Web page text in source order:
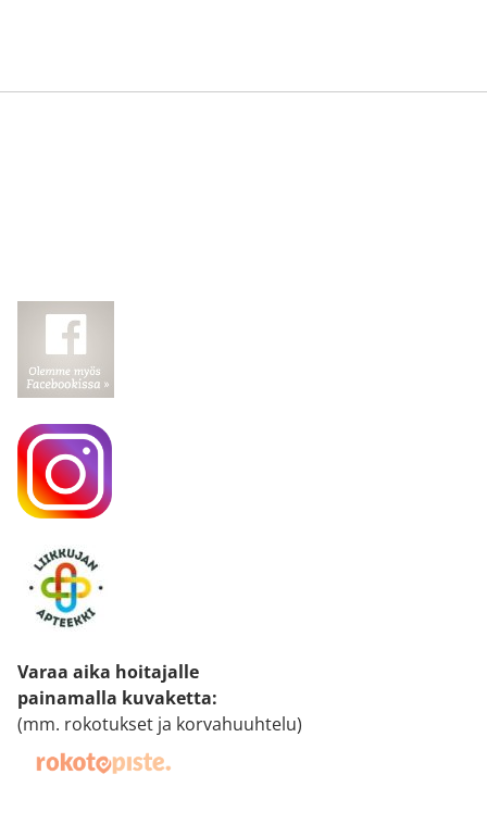
Varaa aika hoitajalle
painamalla kuvaketta:
(mm. rokotukset ja korvahuuhtelu)